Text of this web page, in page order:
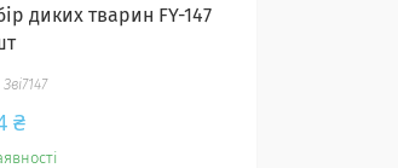
диких тварин FY-147
Зві7147
₴